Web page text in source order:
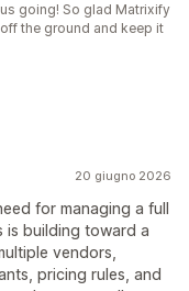
going! So glad Matrixify
the ground and keep it
20 giugno 2026
for managing a full
is building toward a
vendors,
pricing rules, and